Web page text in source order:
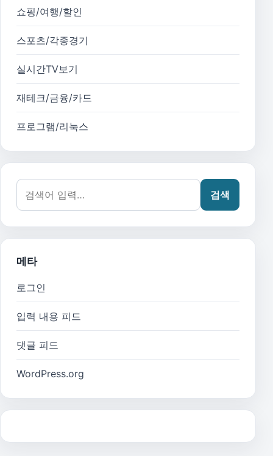
쇼핑/여행/할인
스포츠/각종경기
실시간TV보기
재테크/금융/카드
프로그램/리눅스
검색어:
검색
메타
로그인
입력 내용 피드
댓글 피드
WordPress.org